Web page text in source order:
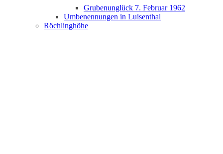
Grubenunglück 7. Februar 1962
Umbenennungen in Luisenthal
Röchlinghöhe